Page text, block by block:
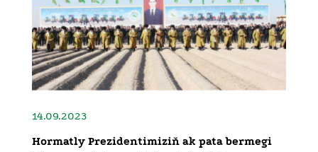
14.09.2023
Hormatly Prezidentimiziň ak pata bermegi